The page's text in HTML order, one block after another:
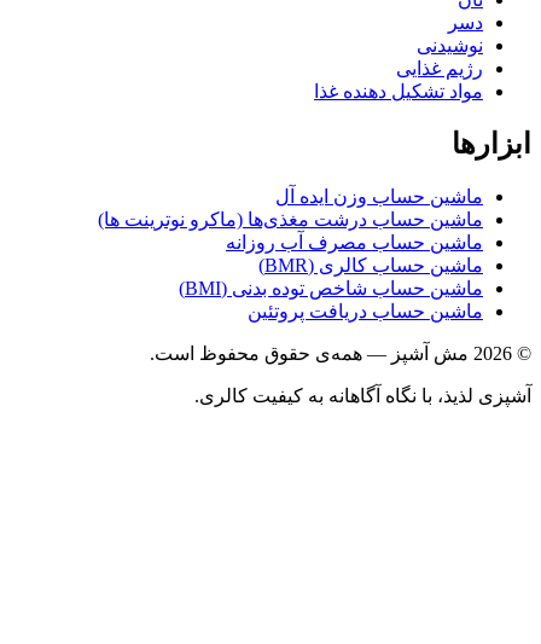
نوشیدنی
رژیم غذایی
مواد تشکیل دهنده غذا
ماشین حساب وزن ایده آل
ماشین حساب درشت مغذی‌ها (ماکرو نوترینت ها)
ماشین حساب مصرف آب روزانه
ماشین حساب کالری (BMR)
ماشین حساب شاخص توده بدنی (BMI)
ماشین حساب دریافت پروتئین
با نگاه آگاهانه به کیفیت کالری.